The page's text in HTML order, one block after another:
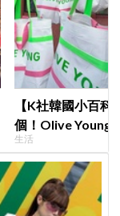
【K社韓國小百
個！Olive Young
遊客，機場「人
生活